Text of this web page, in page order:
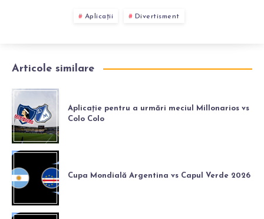
Aplicații Divertisment
Articole similare
Aplicație pentru a urmări meciul Millonarios vs
Colo Colo
Cupa Mondială Argentina vs Capul Verde 2026